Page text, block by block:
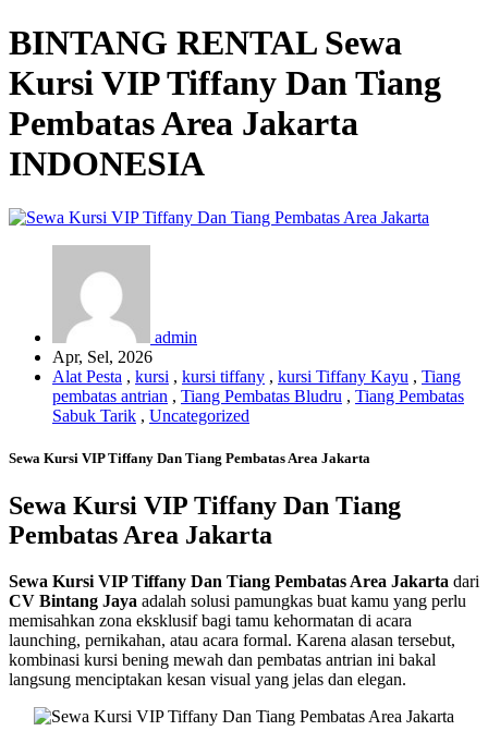
BINTANG RENTAL Sewa
Kursi VIP Tiffany Dan Tiang
Pembatas Area Jakarta
INDONESIA
admin
Apr, Sel, 2026
Alat Pesta , kursi , kursi tiffany , kursi Tiffany Kayu , Tiang
pembatas antrian , Tiang Pembatas Bludru , Tiang Pembatas
Sabuk Tarik , Uncategorized
Sewa Kursi VIP Tiffany Dan Tiang Pembatas Area Jakarta
Sewa Kursi VIP Tiffany Dan Tiang
Pembatas Area Jakarta
Sewa Kursi VIP Tiffany Dan Tiang Pembatas Area Jakarta dari
CV Bintang Jaya adalah solusi pamungkas buat kamu yang perlu
memisahkan zona eksklusif bagi tamu kehormatan di acara
launching, pernikahan, atau acara formal. Karena alasan tersebut,
kombinasi kursi bening mewah dan pembatas antrian ini bakal
langsung menciptakan kesan visual yang jelas dan elegan.